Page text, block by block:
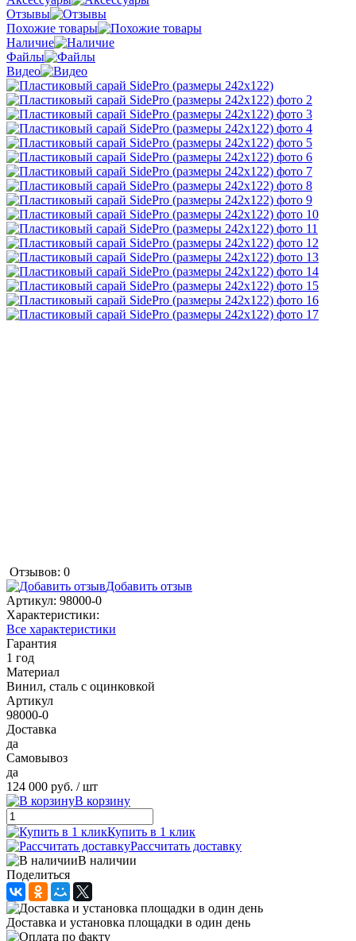
Отзывы
Похожие товары
Наличие
Файлы
Видео
Отзывов: 0
Добавить отзыв
Артикул: 98000-0
Характеристики:
Все характеристики
Гарантия
1 год
Материал
Винил, сталь с оцинковкой
Артикул
98000-0
Доставка
да
Самовывоз
да
124 000 руб. / шт
В корзину
Купить в 1 клик
Рассчитать доставку
В наличии
Поделиться
Доставка и установка площадки в один день